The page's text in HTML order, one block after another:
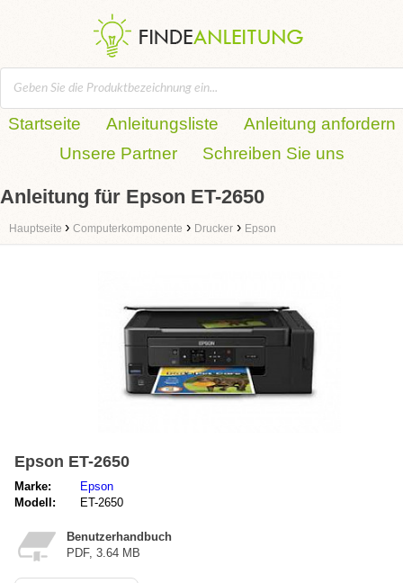
Startseite Anleitungsliste
Anleitung anfordern
Unsere Partner
Schreiben Sie uns
Anleitung für Epson ET-2650
Hauptseite › Computerkomponente › Drucker › Epson
Epson ET-2650
Marke:
Epson
Modell:
ET-2650
Benutzerhandbuch
PDF, 3.64 MB